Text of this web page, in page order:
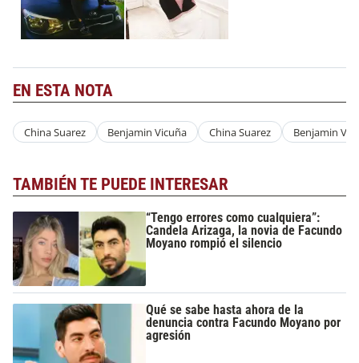
EN ESTA NOTA
China Suarez Benjamin Vicuña China Suarez Benjamin
TAMBIÉN TE PUEDE INTERESAR
“Tengo errores como cualquiera”:
Candela Arizaga, la novia de Facundo
Moyano rompió el silencio
Qué se sabe hasta ahora de la
denuncia contra Facundo Moyano por
agresión